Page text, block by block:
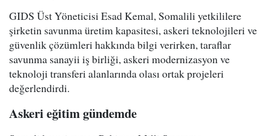
GIDS Üst Yöneticisi Esad Kemal, Somalili yetkililere
şirketin savunma üretim kapasitesi, askeri teknolojileri ve
güvenlik çözümleri hakkında bilgi verirken, taraflar
savunma sanayii iş birliği, askeri modernizasyon ve
teknoloji transferi alanlarında olası ortak projeleri
değerlendirdi.
Askeri eğitim gündemde